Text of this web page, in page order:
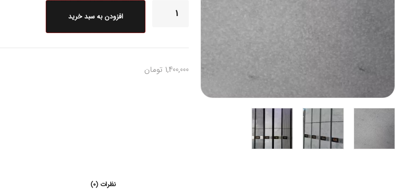
افزودن به سبد خرید
1,400,000 تومان
نظرات (0)